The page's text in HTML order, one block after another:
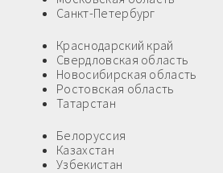
Санкт-Петербург
Краснодарский край
Свердловская область
Новосибирская область
Ростовская область
Татарстан
Белоруссия
Казахстан
Узбекистан